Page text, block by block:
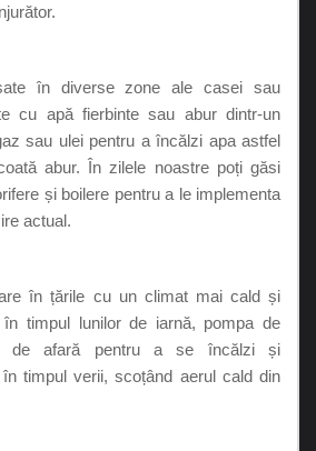
în diverse zone ale casei sau
cu apă fierbinte sau abur dintr-un
sau ulei pentru a încălzi apa astfel
abur. În zilele noastre poți găsi
și boilere pentru a le implementa
actual.
în țările cu un climat mai cald și
în timpul lunilor de iarnă, pompa de
de afară pentru a se încălzi și
timpul verii, scoțând aerul cald din